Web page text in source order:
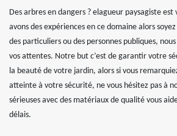
Des arbres en dangers ? elagueur paysagiste
avons des expériences en ce domaine alors
des particuliers ou des personnes publiques,
vos attentes. Notre but c’est de garantir votre
la beauté de votre jardin, alors si vous
atteinte à votre sécurité, ne vous hésitez pas à
sérieuses avec des matériaux de qualité vous
délais.